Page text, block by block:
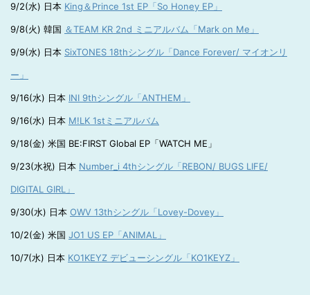
9/2(水) 日本 King＆Prince 1st EP「So Honey EP」
9/8(火) 韓国 ＆TEAM KR 2nd ミニアルバム「Mark on Me」
9/9(水) 日本 SixTONES 18thシングル「Dance Forever/ マイオンリ
ー」
9/16(水) 日本 INI 9thシングル「ANTHEM」
9/16(水) 日本 M!LK 1stミニアルバム
9/18(金) 米国 BE:FIRST Global EP「WATCH ME」
9/23(水祝) 日本 Number_i 4thシングル「REBON/ BUGS LIFE/
DIGITAL GIRL」
9/30(水) 日本 OWV 13thシングル「Lovey-Dovey」
10/2(金) 米国 JO1 US EP「ANIMAL」
10/7(水) 日本 KO1KEYZ デビューシングル「KO1KEYZ」